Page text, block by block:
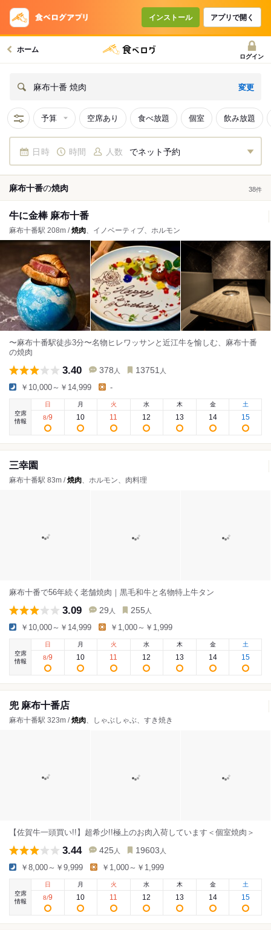
インストール アプリで開く
ホーム
ログイン
麻布十番 焼肉 変更
予算 空席あり 食べ放題 個室 飲み放題
日時 時間 人数 でネット予約
麻布十番の焼肉 38件
牛に金棒 麻布十番
麻布十番駅 208m /焼肉、イノベーティブ、ホルモン
〜麻布十番駅徒歩3分〜名物ヒレワッサンと近江牛を愉しむ、麻布十番
の焼肉
3.40 378 人 13751 人
￥10,000～￥14,999 -
空席
情報
日
8/9
月
10
火
11
水
12
木
13
金
14
土
15
三幸園
麻布十番駅 83m /焼肉、ホルモン、肉料理
麻布十番で56年続く老舗焼肉｜黒毛和牛と名物特上牛タン
3.09 29 人 255 人
￥10,000～￥14,999 ￥1,000～￥1,999
空席
情報
日
8/9
月
10
火
11
水
12
木
13
金
14
土
15
兜 麻布十番店
麻布十番駅 323m /焼肉、しゃぶしゃぶ、すき焼き
【佐賀牛一頭買い!!】超希少!!極上のお肉入荷しています＜個室焼肉＞
3.44 425 人 19603 人
￥8,000～￥9,999 ￥1,000～￥1,999
空席
情報
日
8/9
月
10
火
11
水
12
木
13
金
14
土
15